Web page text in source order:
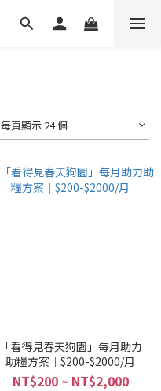
每頁顯示 24 個
「看得見春天狗園」每月助力
助糧方案｜$200-$2000/月
NT$200 ~ NT$2,000